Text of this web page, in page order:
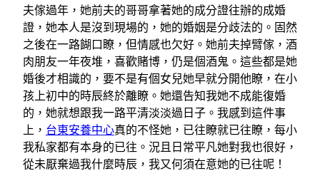
夫傢過年，她前夫的哥哥拿著她的成分證往辦的成婚
證，她本人是沒到現場的，她的婚姻是分歧法的。固然
之後在一路餬口瞭，但情感也欠好。她前夫掉臂傢，酒
肉朋友一年夜堆，喜歡賭博，仍是個酒鬼。這些都是她
婚後才相識的，要不是有個女兒她早就分開他瞭，在小
孩上初中的時辰終於離瞭。她還告知我她不成能復婚
的，她就想跟我一路平清淡淡過日子。我感到這件事
上， 台東安養中心真的不怪她，已往瞭就已往瞭，每小
我私家都有本身的已往。況且日常平凡她對我也很好，
從未厭棄過我什麼時辰，我又何須在意她的已往呢！